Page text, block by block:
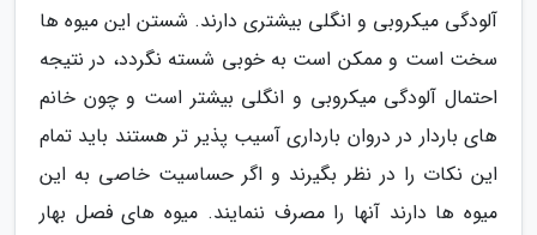
آلودگی میکروبی و انگلی بیشتری دارند. شستن این میوه ها
سخت است و ممکن است به خوبی شسته نگردد، در نتیجه
احتمال آلودگی میکروبی و انگلی بیشتر است و چون خانم
های باردار در دروان بارداری آسیب پذیر تر هستند باید تمام
این نکات را در نظر بگیرند و اگر حساسیت خاصی به این
میوه ها دارند آنها را مصرف ننمایند. میوه های فصل بهار